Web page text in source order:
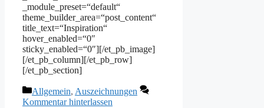
_module_preset=“default“
theme_builder_area=“post_content“
title_text=“Inspiration“
hover_enabled=“0″
sticky_enabled=“0″][/et_pb_image]
[/et_pb_column][/et_pb_row]
[/et_pb_section]
Kategorien
Allgemein, Auszeichnungen
Kommentar hinterlassen